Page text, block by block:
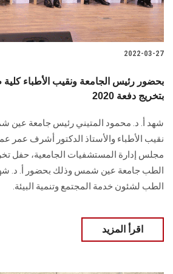
2022-03-27
بحضور رئيس الجامعة ونقيب الأطباء
بتخريج دفعة 2020
شهد أ. د. محمود المتيني رئيس جامعة
نقيب الأطباء والأستاذ الدكتور أشرف عمر
الطب جامعة عين شمس وذلك بحضور أ. د.
الطب لشئون خدمة المجتمع وتنمية البيئة.
اقرأ المزيد